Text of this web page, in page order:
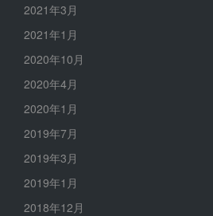
2021年3月
2021年1月
2020年10月
2020年4月
2020年1月
2019年7月
2019年3月
2019年1月
2018年12月